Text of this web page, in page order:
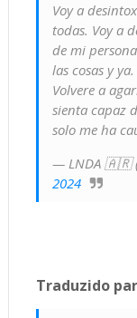
Voy a
todas. Voy a
de mi
las cosas y ya.
Volvere a
sienta capaz
solo me ha
— LNDA 🇦🇷
2024
Traduzido